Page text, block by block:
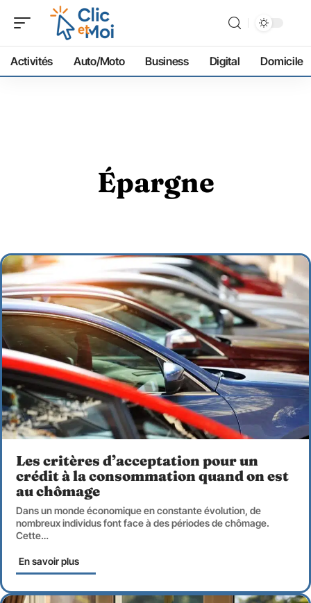
Activités Auto/Moto Business Digital Domicile
Épargne
Les critères d’acceptation pour un
crédit à la consommation quand on est
au chômage
Dans un monde économique en constante évolution, de
nombreux individus font face à des périodes de chômage.
Cette…
En savoir plus